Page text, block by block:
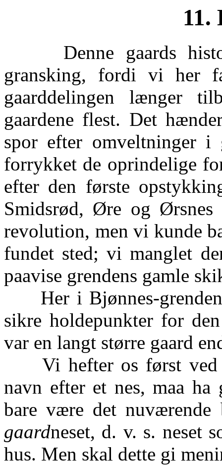
11.
Denne gaards
gransking, fordi vi her
gaarddelingen længer
gaardene flest. Det
spor efter omveltninger i
forrykket de oprindelige
efter den første
Smidsrød, Øre og
revolution, men vi kunde
fundet sted; vi manglet
paavise grendens gamle
Her i Bjønnes-
sikre holdepunkter for
var en langt større gaard
Vi hefter os først ved
navn efter et nes, maa
bare være det
gaardneset, d. v. s. neset
hus. Men skal dette gi